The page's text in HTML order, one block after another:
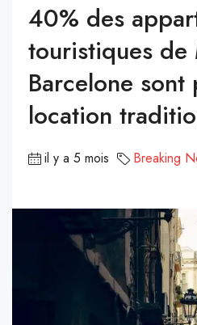
40% des
touristiques
Barcelone sont
location
il y a 5 mois Breaking